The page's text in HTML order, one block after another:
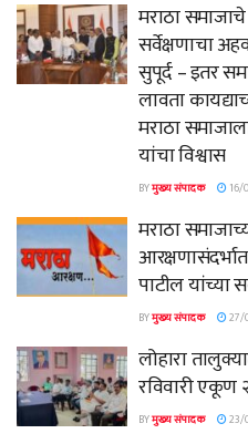
मराठा
सर्वेक्षणाचा
सुपूर्द – इतर
लावता
मराठा
यांचा विश्वास
BYमुख्य संपादक 16/
मराठा
पाटील यांच्या
BYमुख्य संपादक 27/
लोहारा
रविवारी एकूण
BYमुख्य संपादक 23/